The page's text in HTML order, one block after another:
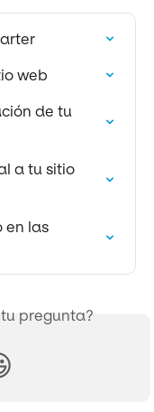
web
de tu
a tu sitio
en las
pregunta?